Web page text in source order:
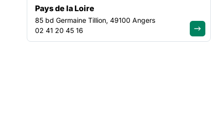
Pays de la Loire
85 bd Germaine Tillion, 49100 Angers
02 41 20 45 16